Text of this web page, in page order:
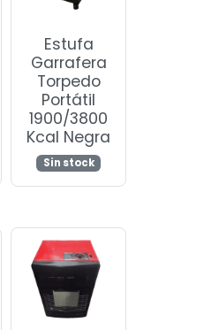
Estufa
Garrafera
Torpedo
Portátil
1900/3800
Kcal Negra
Sin stock